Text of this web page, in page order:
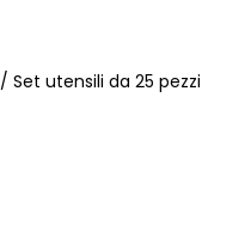
/ Set utensili da 25 pezzi